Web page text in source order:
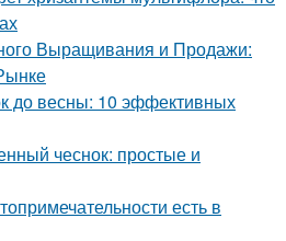
Выращивания и Продажи:
до весны: 10 эффективных
чеснок: простые и
есть в